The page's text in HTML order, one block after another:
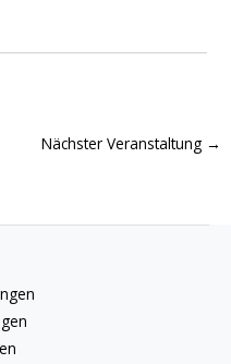
Nächster Veranstaltung →